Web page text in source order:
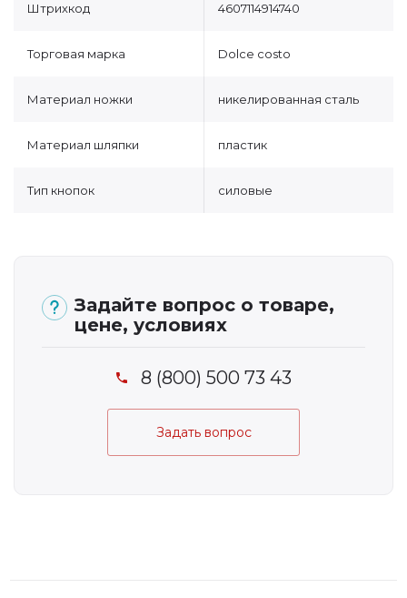
Штрихкод 4607114914740
Торговая марка Dolce costo
Материал ножки никелированная сталь
Материал шляпки пластик
Тип кнопок силовые
Задайте вопрос о товаре,
цене, условиях
8 (800) 500 73 43
Задать вопрос